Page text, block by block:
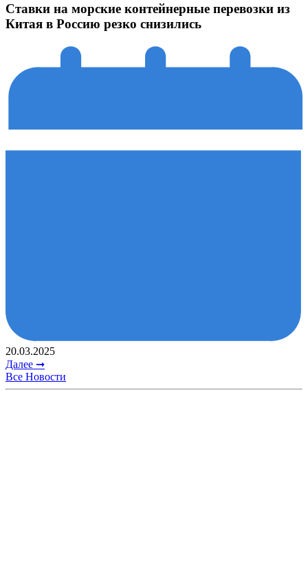
Ставки на морские контейнерные перевозки из
Китая в Россию резко снизились
20.03.2025
Далее ➞
Все Новости